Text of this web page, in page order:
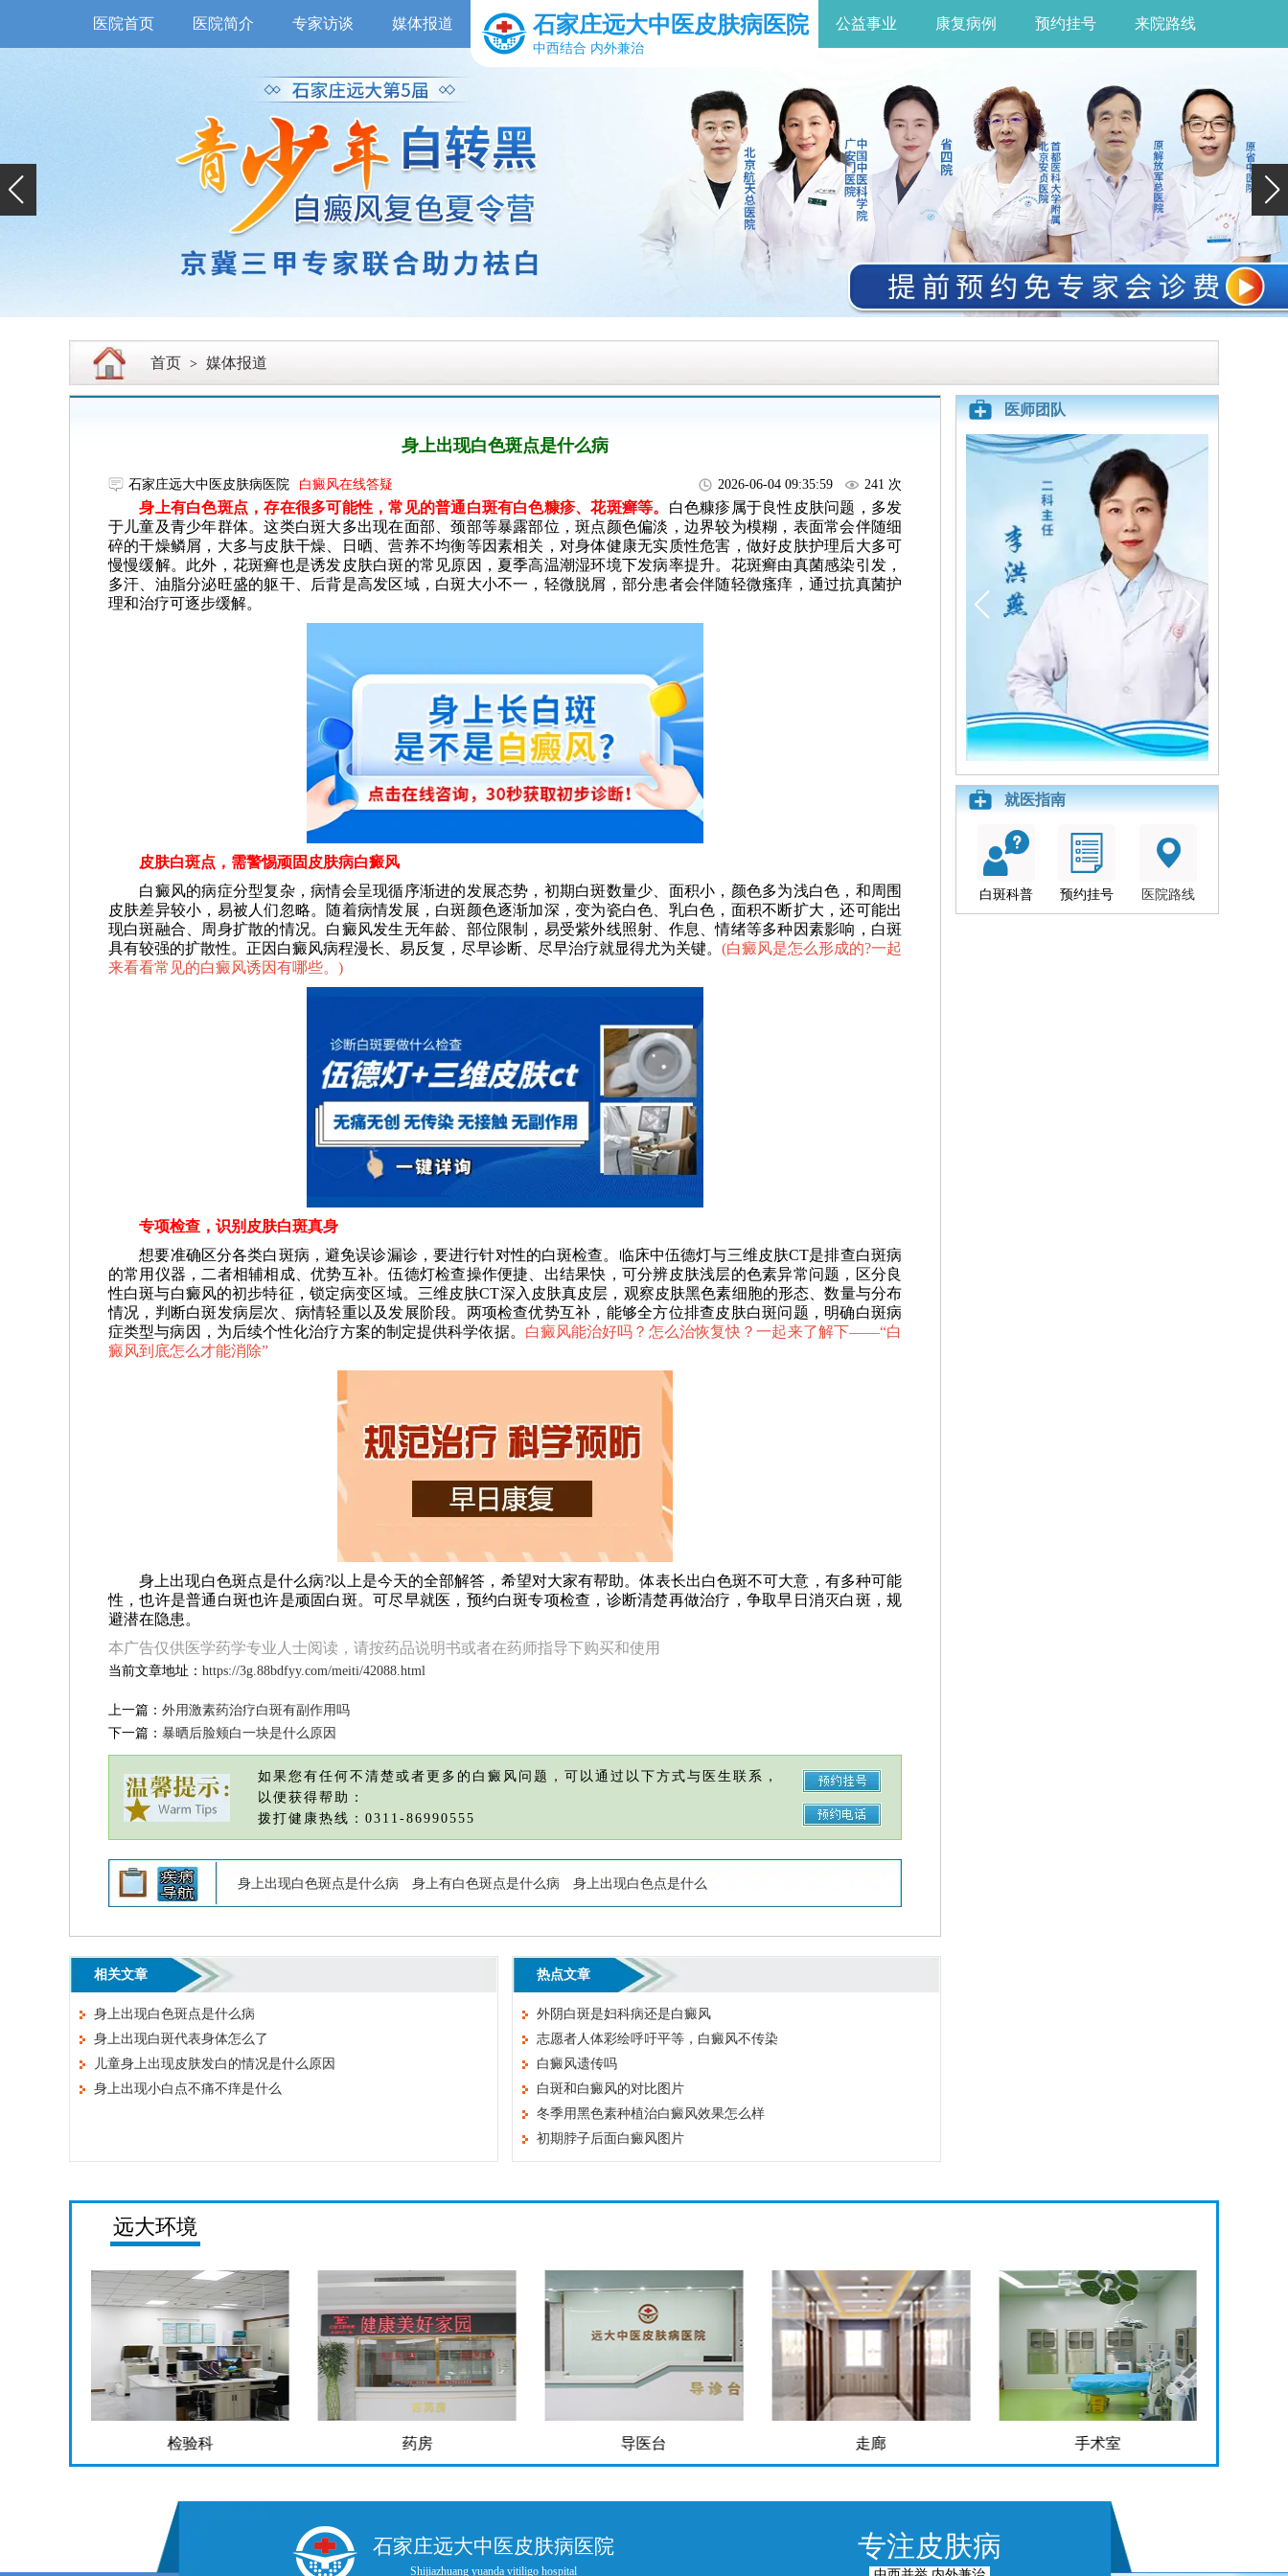
医院首页 医院简介 专家访谈 媒体报道 石家庄远大中医皮肤病医院
中西结合 内外兼治
公益事业 康复病例 预约挂号 来院路线
首页 > 媒体报道
身上出现白色斑点是什么病
石家庄远大中医皮肤病医院 白癜风在线答疑 2026-06-04 09:35:59 241 次
身上有白色斑点，存在很多可能性，常见的普通白斑有白色糠疹、花斑癣等。 白色糠疹属于良性皮肤问题，多发
于儿童及青少年群体。这类白斑大多出现在面部、颈部等暴露部位，斑点颜色偏淡，边界较为模糊，表面常会伴随细
碎的干燥鳞屑，大多与皮肤干燥、日晒、营养不均衡等因素相关，对身体健康无实质性危害，做好皮肤护理后大多可
慢慢缓解。此外，花斑癣也是诱发皮肤白斑的常见原因，夏季高温潮湿环境下发病率提升。花斑癣由真菌感染引发，
多汗、油脂分泌旺盛的躯干、后背是高发区域，白斑大小不一，轻微脱屑，部分患者会伴随轻微瘙痒，通过抗真菌护
理和治疗可逐步缓解。
皮肤白斑点，需警惕顽固皮肤病白癜风
白癜风的病症分型复杂，病情会呈现循序渐进的发展态势，初期白斑数量少、面积小，颜色多为浅白色，和周围
皮肤差异较小，易被人们忽略。随着病情发展，白斑颜色逐渐加深，变为瓷白色、乳白色，面积不断扩大，还可能出
现白斑融合、周身扩散的情况。白癜风发生无年龄、部位限制，易受紫外线照射、作息、情绪等多种因素影响，白斑
具有较强的扩散性。正因白癜风病程漫长、易反复，尽早诊断、尽早治疗就显得尤为关键。 (白癜风是怎么形成的?一起
来看看常见的白癜风诱因有哪些。 )
专项检查，识别皮肤白斑真身
想要准确区分各类白斑病，避免误诊漏诊，要进行针对性的白斑检查。临床中伍德灯与三维皮肤CT是排查白斑病
的常用仪器，二者相辅相成、优势互补。伍德灯检查操作便捷、出结果快，可分辨皮肤浅层的色素异常问题，区分良
性白斑与白癜风的初步特征，锁定病变区域。三维皮肤CT深入皮肤真皮层，观察皮肤黑色素细胞的形态、数量与分布
情况，判断白斑发病层次、病情轻重以及发展阶段。两项检查优势互补，能够全方位排查皮肤白斑问题，明确白斑病
症类型与病因，为后续个性化治疗方案的制定提供科学依据。 白癜风能治好吗？怎么治恢复快？一起来了解下——“白
癜风到底怎么才能消除”
身上出现白色斑点是什么病?以上是今天的全部解答，希望对大家有帮助。体表长出白色斑不可大意，有多种可能
性，也许是普通白斑也许是顽固白斑。可尽早就医，预约白斑专项检查，诊断清楚再做治疗，争取早日消灭白斑，规
避潜在隐患。
本广告仅供医学药学专业人士阅读，请按药品说明书或者在药师指导下购买和使用
当前文章地址： https://3g.88bdfyy.com/meiti/42088.html
上一篇： 外用激素药治疗白斑有副作用吗
下一篇： 暴晒后脸颊白一块是什么原因
如果您有任何不清楚或者更多的白癜风问题，可以通过以下方式与医生联系，
以便获得帮助：
拨打健康热线：0311-86990555
身上出现白色斑点是什么病 身上有白色斑点是什么病 身上出现白色点是什么
相关文章
身上出现白色斑点是什么病
身上出现白斑代表身体怎么了
儿童身上出现皮肤发白的情况是什么原因
身上出现小白点不痛不痒是什么
热点文章
外阴白斑是妇科病还是白癜风
志愿者人体彩绘呼吁平等，白癜风不传染
白癜风遗传吗
白斑和白癜风的对比图片
冬季用黑色素种植治白癜风效果怎么样
初期脖子后面白癜风图片
医师团队
就医指南
白斑科普 预约挂号 医院路线
远大环境
检验科 药房 导医台 走廊 手术室
石家庄远大中医皮肤病医院
Shijiazhuang yuanda vitiligo hospital
专注皮肤病